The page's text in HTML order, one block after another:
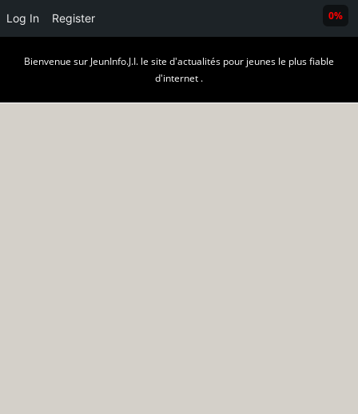
Log In Register
Bienvenue sur JeunInfo.J.I. le site d'actualités pour jeunes le plus fiable
d'internet .
0%